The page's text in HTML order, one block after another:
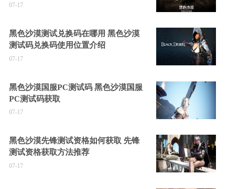
07-17
黑色沙漠测试兑换码在哪用 黑色沙漠
测试码兑换码使用位置介绍
07-17
黑色沙漠国服PC测试码 黑色沙漠国服
PC测试码获取
07-17
黑色沙漠先锋测试资格如何获取 先锋
测试资格获取方法推荐
07-17